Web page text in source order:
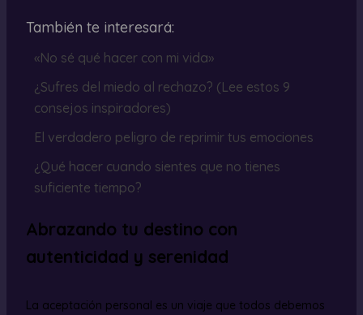
También te interesará:
«No sé qué hacer con mi vida»
¿Sufres del miedo al rechazo? (Lee estos 9
consejos inspiradores)
El verdadero peligro de reprimir tus emociones
¿Qué hacer cuando sientes que no tienes
suficiente tiempo?
Abrazando tu destino con
autenticidad y serenidad
La aceptación personal es un viaje que todos debemos